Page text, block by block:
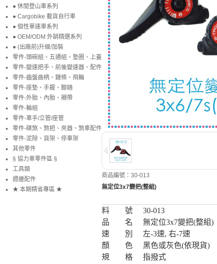
商品編號：30-013
無定位3x7變把(整組)
料 號
30-013
品 名
無定位3x7變把(整組)
速 別
左-3速, 右-7速
顏 色
黑色或灰色(依現貨)
規 格
指撥式
● 休閒登山車系列
● Cargobike 載貨自行車
● 個性單速車系列
● OEM/ODM 外銷精選系列
● (出廠前)升級/加裝
零件-頭碗組、五通組、墊圈、上蓋
零件-變速把手、前後變速器、配件
零件-齒盤曲柄、鏈條、飛輪
零件-座墊、手握、腳踏
零件-外胎、內胎、襯帶
零件-輪組
零件-車手/立管/座管
零件-碟煞、煞把、夾器、煞車配件
零件-泥除、貨架、停車架
其他零件
§ 協力車零件區 §
工具類
週邊配件
★ 本期精省專區 ★